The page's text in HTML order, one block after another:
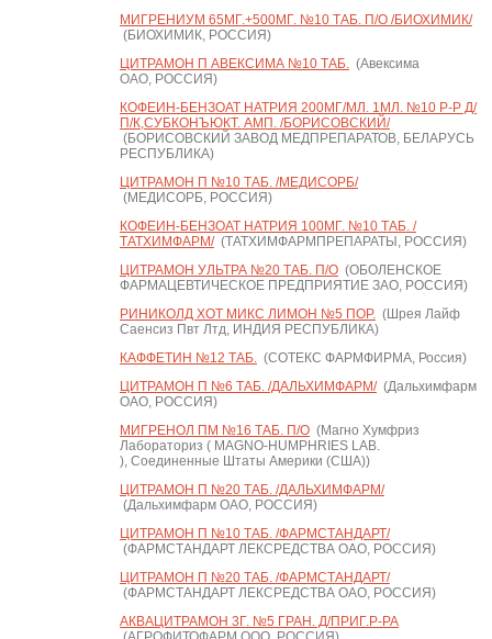
МИГРЕНИУМ 65МГ.+500МГ. №10 ТАБ. П/О /БИОХИМИК/
(БИОХИМИК, РОССИЯ)
ЦИТРАМОН П АВЕКСИМА №10 ТАБ.(Авексима
ОАО, РОССИЯ)
КОФЕИН-БЕНЗОАТ НАТРИЯ 200МГ/МЛ. 1МЛ. №10 Р-Р Д/
П/К,СУБКОНЪЮКТ. АМП. /БОРИСОВСКИЙ/
(БОРИСОВСКИЙ ЗАВОД МЕДПРЕПАРАТОВ, БЕЛАРУСЬ
РЕСПУБЛИКА)
ЦИТРАМОН П №10 ТАБ. /МЕДИСОРБ/
(МЕДИСОРБ, РОССИЯ)
КОФЕИН-БЕНЗОАТ НАТРИЯ 100МГ. №10 ТАБ. /
ТАТХИМФАРМ/(ТАТХИМФАРМПРЕПАРАТЫ, РОССИЯ)
ЦИТРАМОН УЛЬТРА №20 ТАБ. П/О(ОБОЛЕНСКОЕ
ФАРМАЦЕВТИЧЕСКОЕ ПРЕДПРИЯТИЕ ЗАО, РОССИЯ)
РИНИКОЛД ХОТ МИКС ЛИМОН №5 ПОР.(Шрея Лайф
Саенсиз Пвт Лтд, ИНДИЯ РЕСПУБЛИКА)
КАФФЕТИН №12 ТАБ.(СОТЕКС ФАРМФИРМА, Россия)
ЦИТРАМОН П №6 ТАБ. /ДАЛЬХИМФАРМ/(Дальхимфарм
ОАО, РОССИЯ)
МИГРЕНОЛ ПМ №16 ТАБ. П/О(Магно Хумфриз
Лабораториз ( MAGNO-HUMPHRIES LAB.
), Соединенные Штаты Америки (США))
ЦИТРАМОН П №20 ТАБ. /ДАЛЬХИМФАРМ/
(Дальхимфарм ОАО, РОССИЯ)
ЦИТРАМОН П №10 ТАБ. /ФАРМСТАНДАРТ/
(ФАРМСТАНДАРТ ЛЕКСРЕДСТВА ОАО, РОССИЯ)
ЦИТРАМОН П №20 ТАБ. /ФАРМСТАНДАРТ/
(ФАРМСТАНДАРТ ЛЕКСРЕДСТВА ОАО, РОССИЯ)
АКВАЦИТРАМОН 3Г. №5 ГРАН. Д/ПРИГ.Р-РА